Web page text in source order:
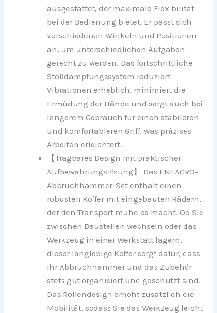
ausgestattet, der maximale Flexibilität
bei der Bedienung bietet. Er passt sich
verschiedenen Winkeln und Positionen
an, um unterschiedlichen Aufgaben
gerecht zu werden. Das fortschrittliche
Stoßdämpfungssystem reduziert
Vibrationen erheblich, minimiert die
Ermüdung der Hände und sorgt auch bei
längerem Gebrauch für einen stabileren
und komfortableren Griff, was präzises
Arbeiten erleichtert.
【Tragbares Design mit praktischer
Aufbewahrungslösung】 Das ENEACRO-
Abbruchhammer-Set enthält einen
robusten Koffer mit eingebauten Rädern,
der den Transport mühelos macht. Ob Sie
zwischen Baustellen wechseln oder das
Werkzeug in einer Werkstatt lagern,
dieser langlebige Koffer sorgt dafür, dass
Ihr Abbruchhammer und das Zubehör
stets gut organisiert und geschützt sind.
Das Rollendesign erhöht zusätzlich die
Mobilität, sodass Sie das Werkzeug leicht